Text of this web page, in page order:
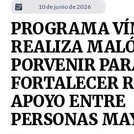
PROGRAMA
REALIZA
PORVENIR
FORTALECER
APOYO ENTRE
PERSONAS
10 de junio de 2026